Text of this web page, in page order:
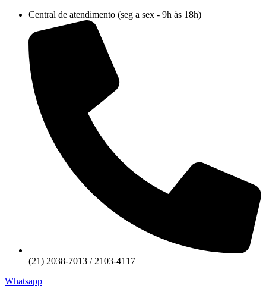
conteúdo
Central de atendimento (seg a sex - 9h às 18h)
(21) 2038-7013 / 2103-4117
Whatsapp